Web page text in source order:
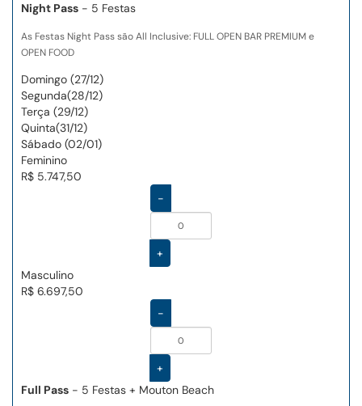
Night Pass - 5 Festas
As Festas Night Pass são All Inclusive: FULL OPEN BAR PREMIUM e
OPEN FOOD
Domingo (27/12)
Segunda(28/12)
Terça (29/12)
Quinta(31/12)
Sábado (02/01)
Feminino
R$ 5.747,50
-
+
Masculino
R$ 6.697,50
-
+
Full Pass - 5 Festas + Mouton Beach